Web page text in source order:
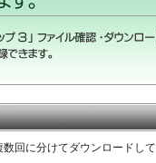
回に分けてダウンロードし